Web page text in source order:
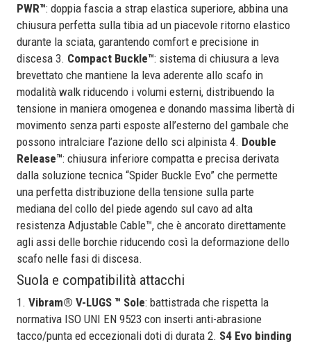
PWR™: doppia fascia a strap elastica superiore, abbina una
chiusura perfetta sulla tibia ad un piacevole ritorno elastico
durante la sciata, garantendo comfort e precisione in
discesa 3. Compact Buckle™: sistema di chiusura a leva
brevettato che mantiene la leva aderente allo scafo in
modalità walk riducendo i volumi esterni, distribuendo la
tensione in maniera omogenea e donando massima libertà di
movimento senza parti esposte all’esterno del gambale che
possono intralciare l’azione dello sci alpinista 4. Double
Release™: chiusura inferiore compatta e precisa derivata
dalla soluzione tecnica “Spider Buckle Evo” che permette
una perfetta distribuzione della tensione sulla parte
mediana del collo del piede agendo sul cavo ad alta
resistenza Adjustable Cable™, che è ancorato direttamente
agli assi delle borchie riducendo così la deformazione dello
scafo nelle fasi di discesa.
Suola e compatibilità attacchi
1. Vibram® V-LUGS ™ Sole: battistrada che rispetta la
normativa ISO UNI EN 9523 con inserti anti-abrasione
tacco/punta ed eccezionali doti di durata 2. S4 Evo binding